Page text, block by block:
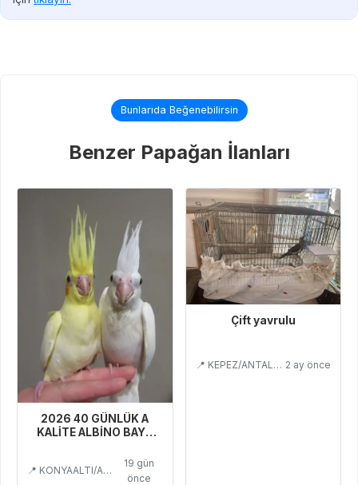
Bunlarıda Beğenebilirsin
Benzer Papağan İlanları
2026 40 GÜNLÜK A
KALİTE ALBİNO BAYB
📍 KONYAALTI/ANTALYA
19 gün
önce
Çift yavrulu
📍 KEPEZ/ANTALYA 2 ay önce